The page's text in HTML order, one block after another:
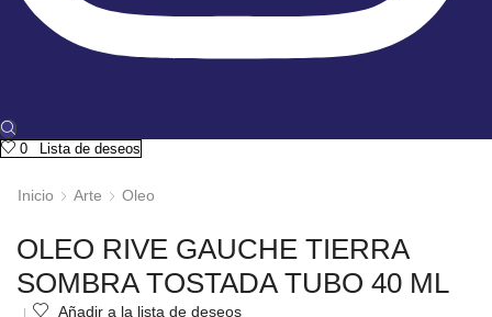
0 Lista de deseos
Inicio Arte Oleo
OLEO RIVE GAUCHE TIERRA
SOMBRA TOSTADA TUBO 40 ML
Añadir a la lista de deseos